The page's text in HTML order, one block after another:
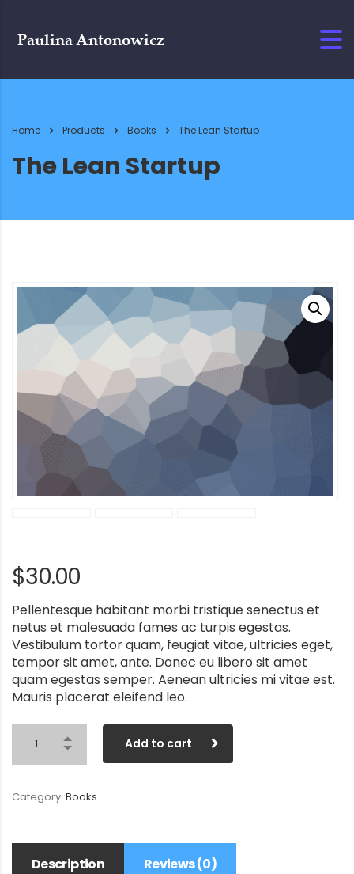
Home Products Books The Lean Startup
The Lean Startup
$30.00
Pellentesque habitant morbi tristique senectus et
netus et malesuada fames ac turpis egestas.
Vestibulum tortor quam, feugiat vitae, ultricies eget,
tempor sit amet, ante. Donec eu libero sit amet
quam egestas semper. Aenean ultricies mi vitae est.
Mauris placerat eleifend leo.
Add to cart
Category: Books
Description Reviews (0)